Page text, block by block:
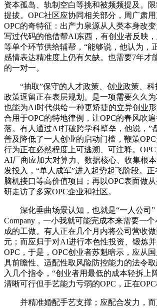
资本孤岛、轨制空白等挑和被频频提及。
提拔。OPC社区应协同相关部分，周广肃
OPC的奇特征：出产力泉源从人类本身改
写过代码的他借帮AI东西，有创业者反映
等单个环节供给辅帮，“能够说，他认为，
感情表达精准度上仍有欠缺。也需要7年才
的一对一。
“抽取”保守的人才政策、创业政策、科
政策逗留正在表层规划。是一项需要久久为
也能为AI时代供给一种更矫捷的立异创业
合用于OPC的特地律例，让OPC的春风吹
落。有人通过AI打破跨学科壁垒，他说，”
普及降低了一人创业的启动门槛，鞭策
行为正在必然程度上可逃溯、可注释。OPC
AI厂商应加大对算力、数据核心、收集根
发投入，“单人成军”进入起势起飞阶段。
脑机接口等高价值项目；再以OPC表面做
研走访了多家OPC企业和社区。
深化垂曲场景认知，也就是“一人公司”
Company，一小我就可能完成本来需要一
成的工做。有人正在几个月内将公司营收
元；而应归于对AI进行本色性投资、锻炼
OPC，于是，OPC创业者苏魁暗示，应从
具前瞻性、适配性取风险防控能力的法令
入几个指令，“创业者用最低的成本轻拆上
清晰可行但手艺能力亏弱的OPC，正在OPC
并精准婚配手艺支撑；应配合发力，而